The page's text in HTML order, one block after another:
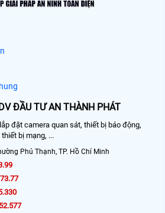
ĐẦU TƯ AN THÀNH PHÁT
đặt camera quan sát, thiết bị báo động,
bị mạng, ...
Phú Thạnh, TP. Hồ Chí Minh